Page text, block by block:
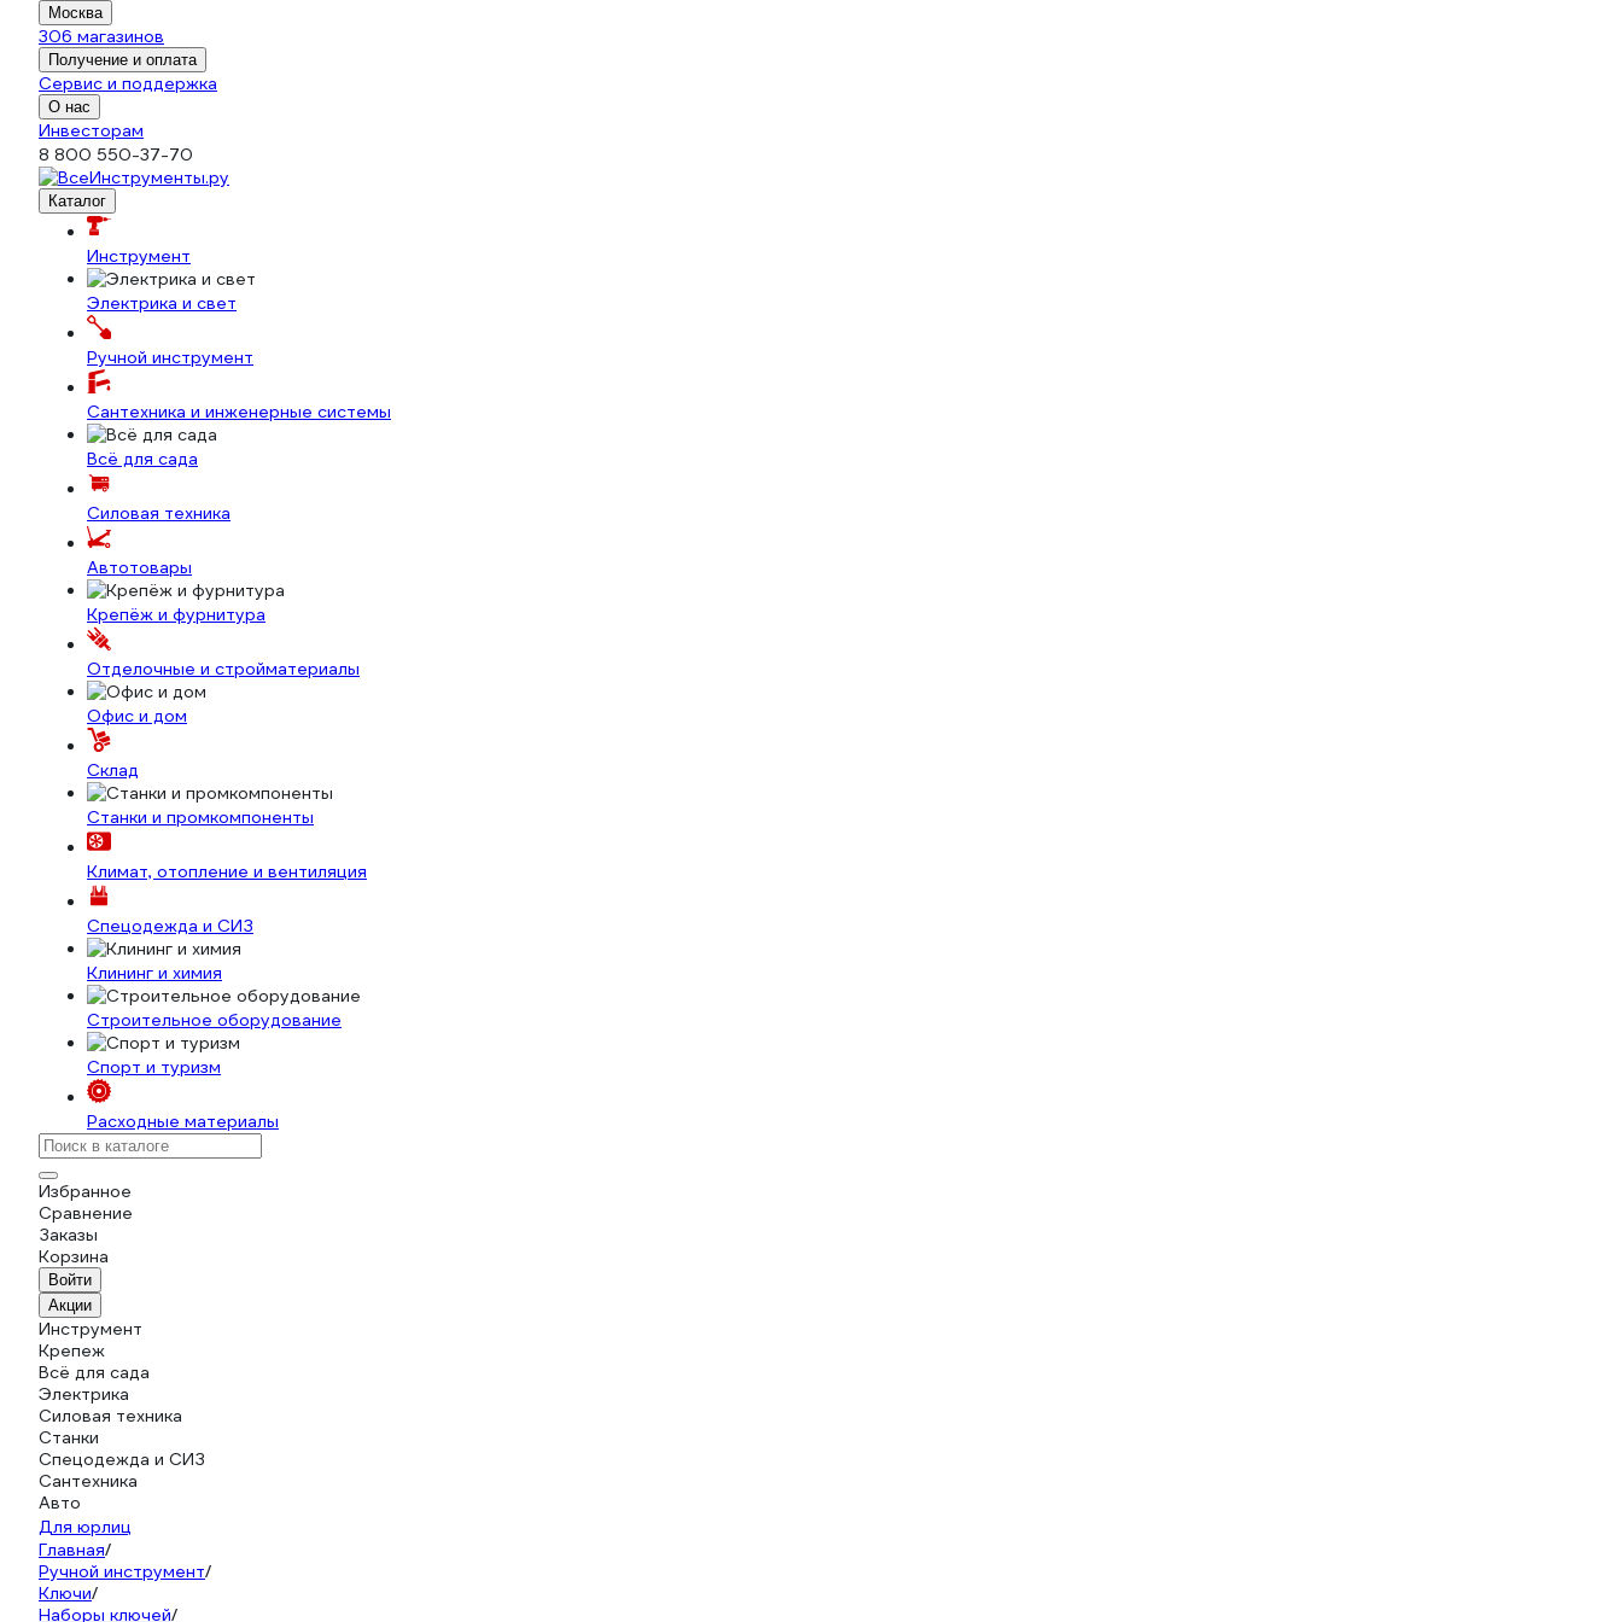
Москва
306 магазинов
Получение и оплата
Сервис и поддержка
О нас
Инвесторам
8 800 550-37-70
Каталог
Инструмент
Электрика и свет
Ручной инструмент
Сантехника и инженерные системы
Всё для сада
Силовая техника
Автотовары
Крепёж и фурнитура
Отделочные и стройматериалы
Офис и дом
Склад
Станки и промкомпоненты
Климат, отопление и вентиляция
Спецодежда и СИЗ
Клининг и химия
Строительное оборудование
Спорт и туризм
Расходные материалы
Избранное
Сравнение
Заказы
Корзина
Войти
Акции
Инструмент
Крепеж
Всё для сада
Электрика
Силовая техника
Станки
Спецодежда и СИЗ
Сантехника
Авто
Для юрлиц
Главная/
Ручной инструмент/
Ключи/
Наборы ключей/